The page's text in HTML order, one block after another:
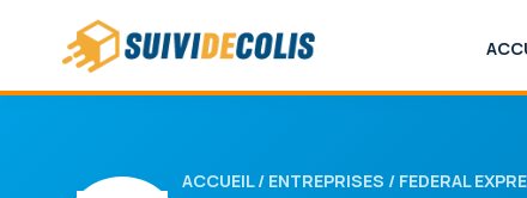
ACCUEIL/ ENTREPRISES / FEDERAL